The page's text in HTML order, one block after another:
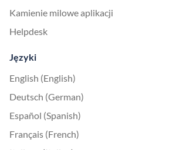
Kamienie milowe aplikacji
Helpdesk
Języki
English (English)
Deutsch (German)
Español (Spanish)
Français (French)